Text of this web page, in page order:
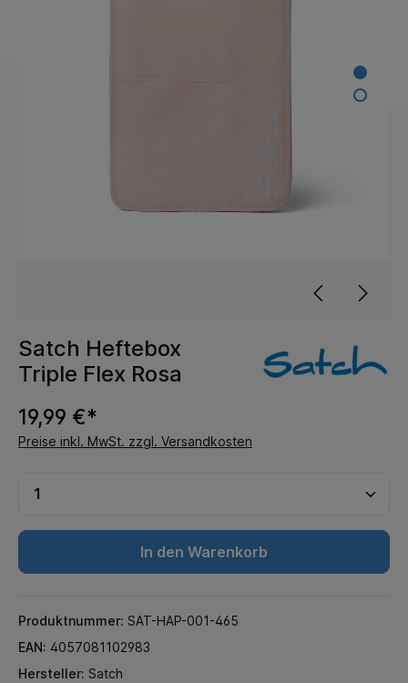
Satch Heftebox
Triple Flex Rosa
19,99 €*
Preise inkl. MwSt. zzgl. Versandkosten
In den Warenkorb
Produktnummer: SAT-HAP-001-465
EAN: 4057081102983
Hersteller: Satch